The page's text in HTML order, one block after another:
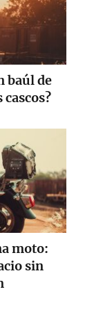
baúl de
moto:
sin